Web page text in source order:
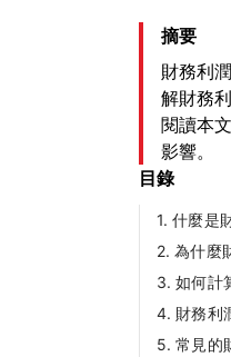
摘要
財務利
解財務
閱讀本
影響。
目錄
1. 什麼是
2. 為什麼
3. 如何計
4. 財務利
5. 常見的